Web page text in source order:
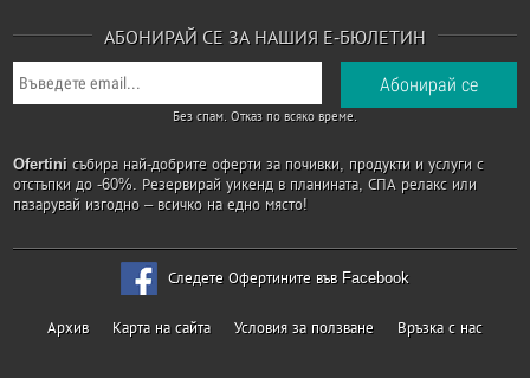
АБОНИРАЙ СЕ ЗА НАШИЯ Е-БЮЛЕТИН
Без спам. Отказ по всяко време.
Ofertini събира най-добрите оферти за почивки, продукти и услуги с
отстъпки до -60%. Резервирай уикенд в планината, СПА релакс или
пазарувай изгодно – всичко на едно място!
Следете Офертините във Facebook
Архив Карта на сайта Условия за ползване Връзка с нас